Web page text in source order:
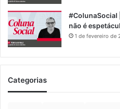
#ColunaSocial
não é
1 de fevereiro de
Categorias